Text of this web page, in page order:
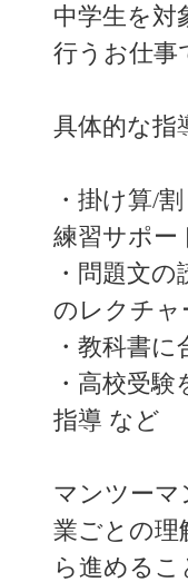
中学生を対
行うお仕事
具体的な指
・掛け算/
練習サポー
・問題文
のレクチャ
・教科書
・高校受
指導 など
マンツーマ
業ごとの理
ら進める